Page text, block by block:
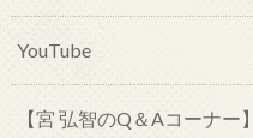
YouTube
【宮 弘智のQ＆Aコーナー】